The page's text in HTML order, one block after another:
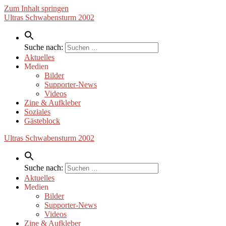
Zum Inhalt springen
Ultras Schwabensturm 2002
Suche nach:
Aktuelles
Medien
Bilder
Supporter-News
Videos
Zine & Aufkleber
Soziales
Gästeblock
Ultras Schwabensturm 2002
Suche nach:
Aktuelles
Medien
Bilder
Supporter-News
Videos
Zine & Aufkleber